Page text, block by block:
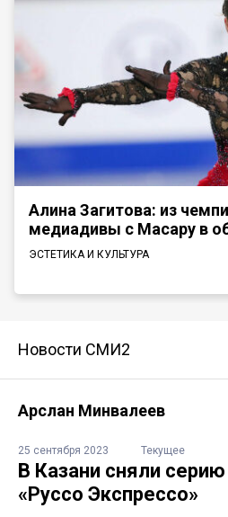
Алина Загитова: из
медиадивы с Масару в
ЭСТЕТИКА И КУЛЬТУРА
Новости СМИ2
Арслан Минвалеев
25 сентября 2023 Текущее
В Казани сняли
«Руссо Экспрессо»